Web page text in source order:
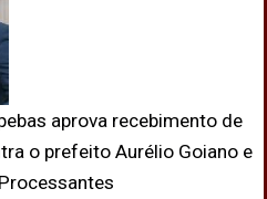
aprova recebimento de
o prefeito Aurélio Goiano e